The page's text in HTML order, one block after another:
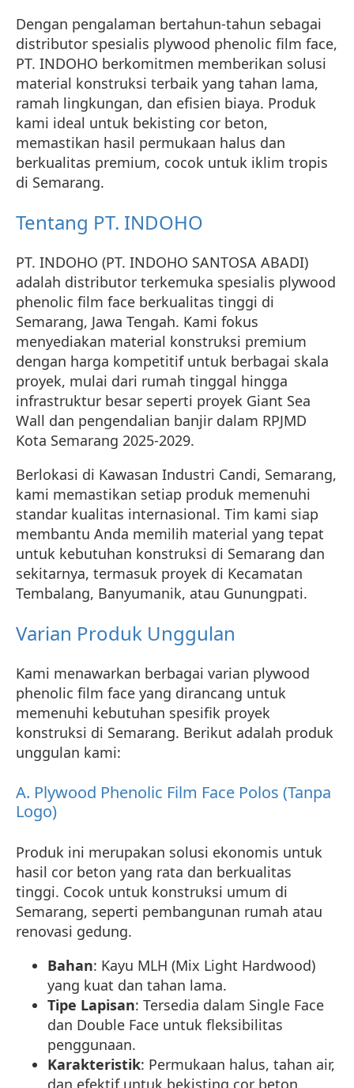
Dengan pengalaman bertahun-tahun sebagai
distributor spesialis plywood phenolic film face,
PT. INDOHO berkomitmen memberikan solusi
material konstruksi terbaik yang tahan lama,
ramah lingkungan, dan efisien biaya. Produk
kami ideal untuk bekisting cor beton,
memastikan hasil permukaan halus dan
berkualitas premium, cocok untuk iklim tropis
di Semarang.
Tentang PT. INDOHO
PT. INDOHO (PT. INDOHO SANTOSA ABADI)
adalah distributor terkemuka spesialis plywood
phenolic film face berkualitas tinggi di
Semarang, Jawa Tengah. Kami fokus
menyediakan material konstruksi premium
dengan harga kompetitif untuk berbagai skala
proyek, mulai dari rumah tinggal hingga
infrastruktur besar seperti proyek Giant Sea
Wall dan pengendalian banjir dalam RPJMD
Kota Semarang 2025-2029.
Berlokasi di Kawasan Industri Candi, Semarang,
kami memastikan setiap produk memenuhi
standar kualitas internasional. Tim kami siap
membantu Anda memilih material yang tepat
untuk kebutuhan konstruksi di Semarang dan
sekitarnya, termasuk proyek di Kecamatan
Tembalang, Banyumanik, atau Gunungpati.
Varian Produk Unggulan
Kami menawarkan berbagai varian plywood
phenolic film face yang dirancang untuk
memenuhi kebutuhan spesifik proyek
konstruksi di Semarang. Berikut adalah produk
unggulan kami:
A. Plywood Phenolic Film Face Polos (Tanpa
Logo)
Produk ini merupakan solusi ekonomis untuk
hasil cor beton yang rata dan berkualitas
tinggi. Cocok untuk konstruksi umum di
Semarang, seperti pembangunan rumah atau
renovasi gedung.
Bahan: Kayu MLH (Mix Light Hardwood)
yang kuat dan tahan lama.
Tipe Lapisan: Tersedia dalam Single Face
dan Double Face untuk fleksibilitas
penggunaan.
Karakteristik: Permukaan halus, tahan air,
dan efektif untuk bekisting cor beton